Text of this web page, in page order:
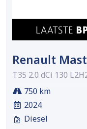
Renault
T35 2.0 dCi 130
750 km
2024
Diesel